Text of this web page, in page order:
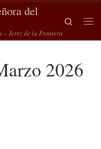
del
Jerez de la Frontera
Search
2026